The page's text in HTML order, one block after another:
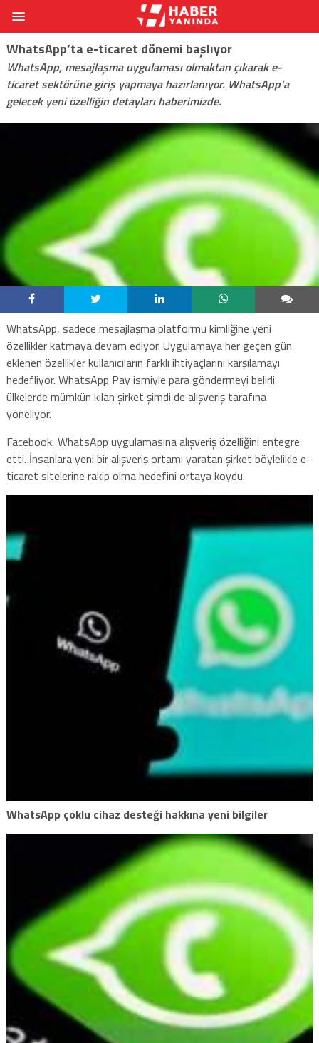
WhatsApp’ta e-ticaret dönemi başlıyor
WhatsApp, mesajlaşma uygulaması olmaktan çıkarak e-
ticaret sektörüne giriş yapmaya hazırlanıyor. WhatsApp’a
gelecek yeni özelliğin detayları haberimizde.
WhatsApp, sadece mesajlaşma platformu kimliğine yeni
özellikler katmaya devam ediyor. Uygulamaya her geçen gün
eklenen özellikler kullanıcıların farklı ihtiyaçlarını karşılamayı
hedefliyor. WhatsApp Pay ismiyle para göndermeyi belirli
ülkelerde mümkün kılan şirket şimdi de alışveriş tarafına
yöneliyor.
Facebook, WhatsApp uygulamasına alışveriş özelliğini entegre
etti. İnsanlara yeni bir alışveriş ortamı yaratan şirket böylelikle e-
ticaret sitelerine rakip olma hedefini ortaya koydu.
WhatsApp çoklu cihaz desteği hakkına yeni bilgiler